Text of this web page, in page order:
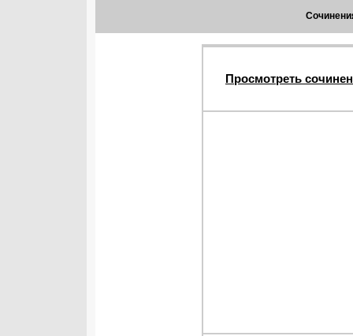
Просмотреть